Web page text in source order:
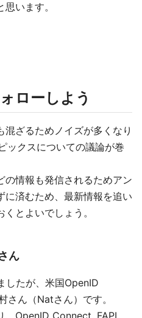
います。
ローしよう
ざるためノイズが多くなり
ックスについての議論が巻
の情報も発信されるためアン
に済むため、最新情報を追い
とよいでしょう。
ん
したが、米国OpenID
さん（Natさん）です。
、OpenID Connect, FAPI,